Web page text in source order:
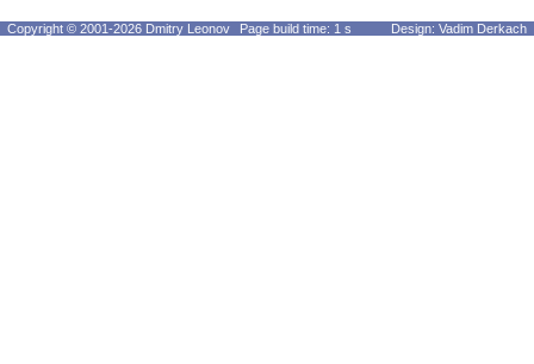
Copyright © 2001-2026 Dmitry Leonov Page build time: 1 s Design: Vadim Derkach